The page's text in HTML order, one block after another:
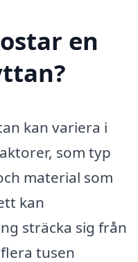
en
kan variera i
som typ
material som
kan
sträcka sig från
tusen